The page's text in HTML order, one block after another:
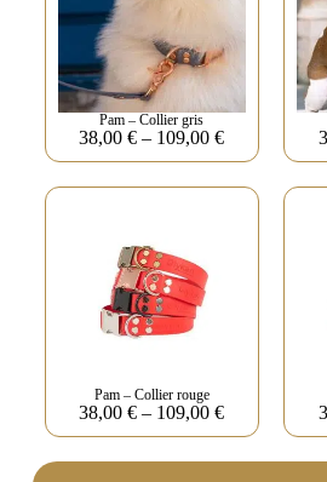
Pam – Collier gris
38,00€ – 109,00€
Pam – Collier rouge
38,00€ – 109,00€